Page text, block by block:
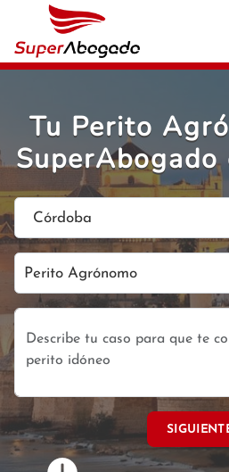
Tu Perito
SuperAbogado
Córdoba
Perito Agrónomo